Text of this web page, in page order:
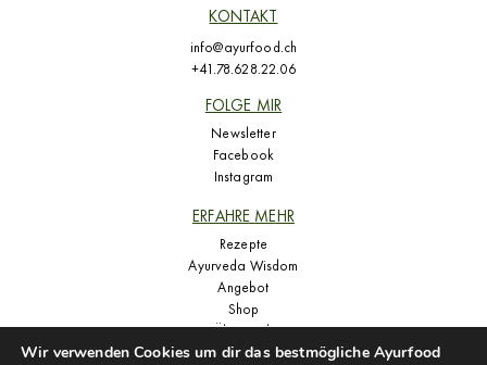
KONTAKT
info@ayurfood.ch
+41.78.628.22.06
FOLGE MIR
Newsletter
Facebook
Instagram
ERFAHRE MEHR
Rezepte
Ayurveda Wisdom
Angebot
Shop
Über mich
Presse
Wir verwenden Cookies um dir das bestmögliche Ayurfood